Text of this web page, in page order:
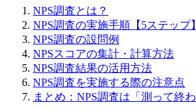
NPS調査とは？
NPS調査の実施手順【5ステップ】
NPS調査の設問例
NPSスコアの集計・計算方法
NPS調査結果の活用方法
NPS調査を実施する際の注意点
まとめ：NPS調査は「測って終